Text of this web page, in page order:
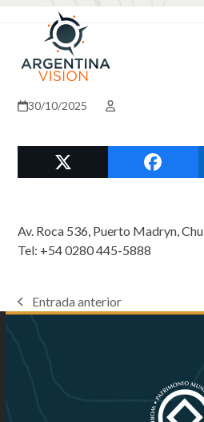
Open
mobile
menu
Close
mobile
menu
30/10/2025
Av. Roca 536, Puerto Madryn,
Tel: +54 0280 445-5888
previous
Entrada anterior